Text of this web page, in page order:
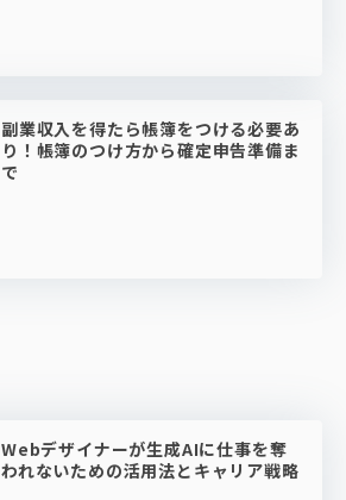
副業収入を得たら帳簿をつける必要あ
り！帳簿のつけ方から確定申告準備ま
で
Webデザイナーが生成AIに仕事を奪
われないための活用法とキャリア戦略